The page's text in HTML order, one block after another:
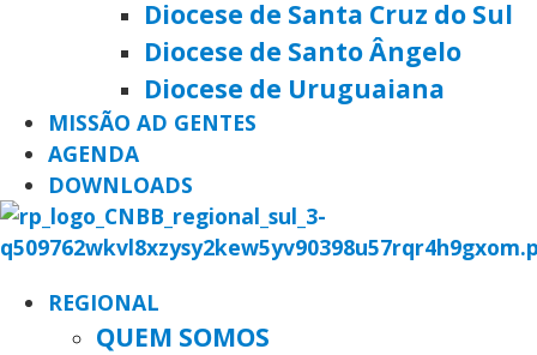
Diocese de Santa Cruz do Sul
Diocese de Santo Ângelo
Diocese de Uruguaiana
MISSÃO AD GENTES
AGENDA
DOWNLOADS
REGIONAL
QUEM SOMOS